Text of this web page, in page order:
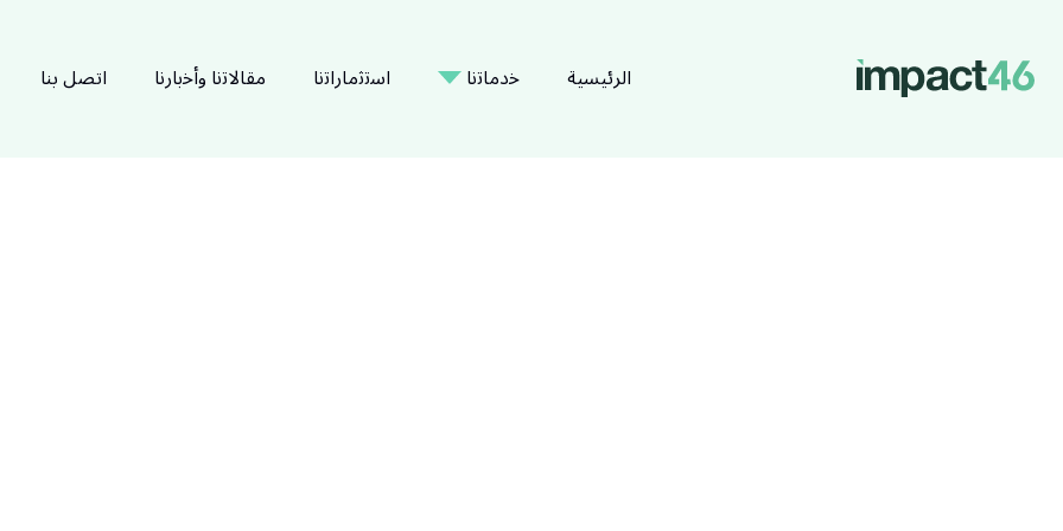
الرئيسية ﺧدﻣﺎﺗﻧﺎ اﺳﺗﺛﻣﺎراﺗﻧﺎ ﻣﻘﺎﻻﺗﻧﺎ وأﺧﺑﺎرﻧﺎ اتصل بنا